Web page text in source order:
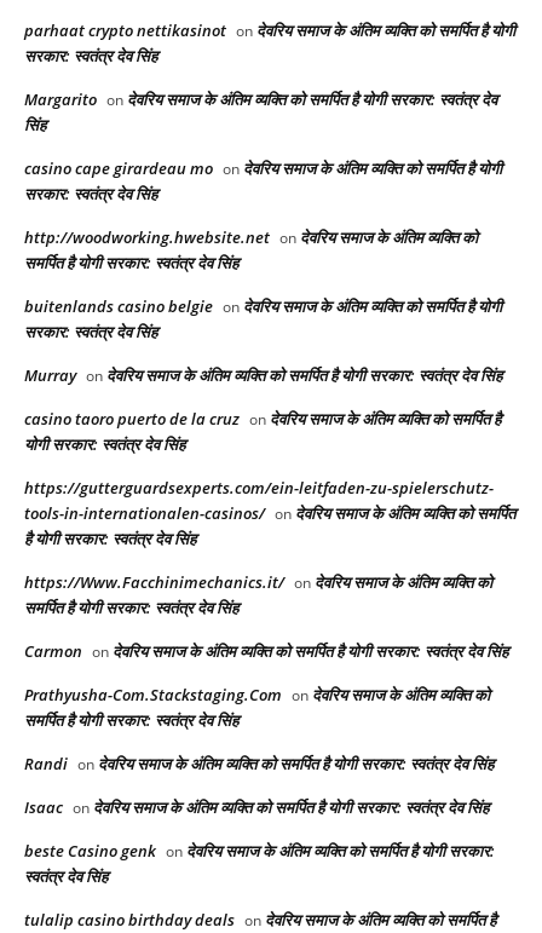
parhaat crypto nettikasinot on देवरिय समाज के अंतिम व्यक्ति को समर्पित है योगी
सरकार: स्वतंत्र देव सिंह
Margarito on देवरिय समाज के अंतिम व्यक्ति को समर्पित है योगी सरकार: स्वतंत्र देव
सिंह
casino cape girardeau mo on देवरिय समाज के अंतिम व्यक्ति को समर्पित है योगी
सरकार: स्वतंत्र देव सिंह
http://woodworking.hwebsite.net on देवरिय समाज के अंतिम व्यक्ति को
समर्पित है योगी सरकार: स्वतंत्र देव सिंह
buitenlands casino belgie on देवरिय समाज के अंतिम व्यक्ति को समर्पित है योगी
सरकार: स्वतंत्र देव सिंह
Murray on देवरिय समाज के अंतिम व्यक्ति को समर्पित है योगी सरकार: स्वतंत्र देव सिंह
casino taoro puerto de la cruz on देवरिय समाज के अंतिम व्यक्ति को समर्पित है
योगी सरकार: स्वतंत्र देव सिंह
https://gutterguardsexperts.com/ein-leitfaden-zu-spielerschutz-
tools-in-internationalen-casinos/ on देवरिय समाज के अंतिम व्यक्ति को समर्पित
है योगी सरकार: स्वतंत्र देव सिंह
https://Www.Facchinimechanics.it/ on देवरिय समाज के अंतिम व्यक्ति को
समर्पित है योगी सरकार: स्वतंत्र देव सिंह
Carmon on देवरिय समाज के अंतिम व्यक्ति को समर्पित है योगी सरकार: स्वतंत्र देव सिंह
Prathyusha-Com.Stackstaging.Com on देवरिय समाज के अंतिम व्यक्ति को
समर्पित है योगी सरकार: स्वतंत्र देव सिंह
Randi on देवरिय समाज के अंतिम व्यक्ति को समर्पित है योगी सरकार: स्वतंत्र देव सिंह
Isaac on देवरिय समाज के अंतिम व्यक्ति को समर्पित है योगी सरकार: स्वतंत्र देव सिंह
beste Casino genk on देवरिय समाज के अंतिम व्यक्ति को समर्पित है योगी सरकार:
स्वतंत्र देव सिंह
tulalip casino birthday deals on देवरिय समाज के अंतिम व्यक्ति को समर्पित है